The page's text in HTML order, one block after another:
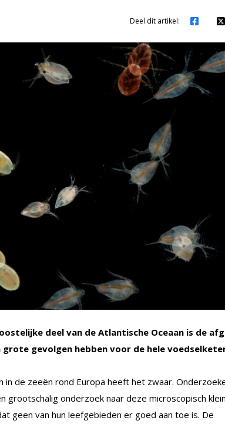
Deel dit artikel:
deel van de Atlantische Oceaan is de
gevolgen hebben voor de hele
de zeeën rond Europa heeft het zwaar.
grootschalig onderzoek naar deze microscopisch
geen van hun leefgebieden er goed aan toe is. De